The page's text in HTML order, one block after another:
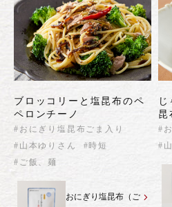
ブロッコリーと塩昆布のペ
ペロンチーノ
#おにぎり塩昆布ごま入り
#山本ゆりさん
#時短
#ご飯、麺
おにぎり塩昆布（ご
昆
#
#